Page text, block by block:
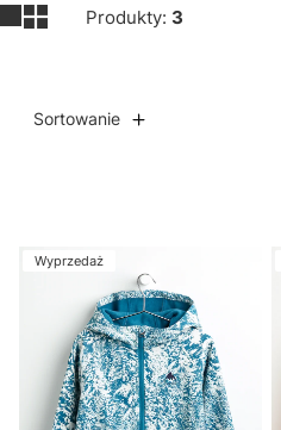
Produkty: 3
Sortowanie
Lista produktów
Wyprzedaż